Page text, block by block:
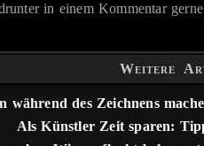
in einem Kommentar
Weitere
während des Zeichnens
Als Künstler Zeit sparen: